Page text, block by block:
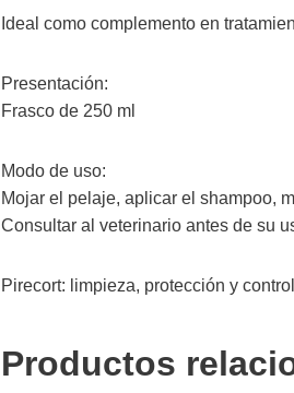
Ideal como complemento en
Presentación:
Frasco de 250 ml
Modo de uso:
Mojar el pelaje, aplicar el shampoo,
Consultar al veterinario antes de su
Pirecort: limpieza, protección y
Productos